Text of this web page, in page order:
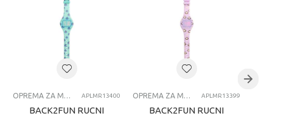
OPREMA ZA MOBILNE TELEFONE APLMR13400
BACK2FUN RUCNI
OPREMA ZA MOBILNE TELEFONE APLMR13399
BACK2FUN RUCNI